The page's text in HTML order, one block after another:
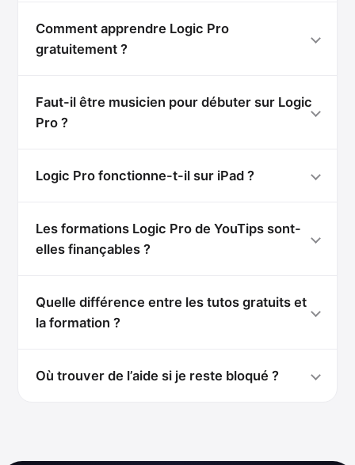
Comment apprendre Logic Pro
gratuitement ?
Faut-il être musicien pour débuter sur Logic
Pro ?
Logic Pro fonctionne-t-il sur iPad ?
Les formations Logic Pro de YouTips sont-
elles finançables ?
Quelle différence entre les tutos gratuits et
la formation ?
Où trouver de l’aide si je reste bloqué ?